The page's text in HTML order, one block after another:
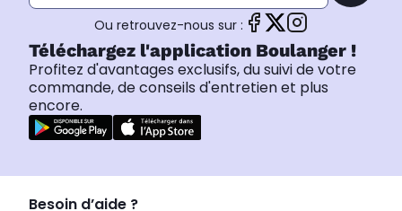
Ou retrouvez-nous sur :
Téléchargez l'application Boulanger !
Profitez d'avantages exclusifs, du suivi de votre
commande, de conseils d'entretien et plus
encore.
Besoin d’aide ?